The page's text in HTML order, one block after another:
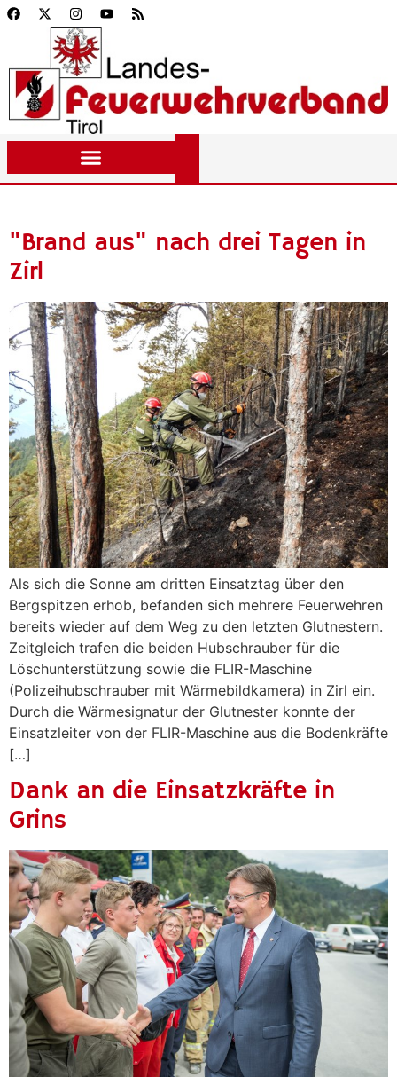
"Brand aus" nach drei Tagen in
Zirl
Als sich die Sonne am dritten Einsatztag über den
Bergspitzen erhob, befanden sich mehrere Feuerwehren
bereits wieder auf dem Weg zu den letzten Glutnestern.
Zeitgleich trafen die beiden Hubschrauber für die
Löschunterstützung sowie die FLIR-Maschine
(Polizeihubschrauber mit Wärmebildkamera) in Zirl ein.
Durch die Wärmesignatur der Glutnester konnte der
Einsatzleiter von der FLIR-Maschine aus die Bodenkräfte
[…]
Dank an die Einsatzkräfte in
Grins